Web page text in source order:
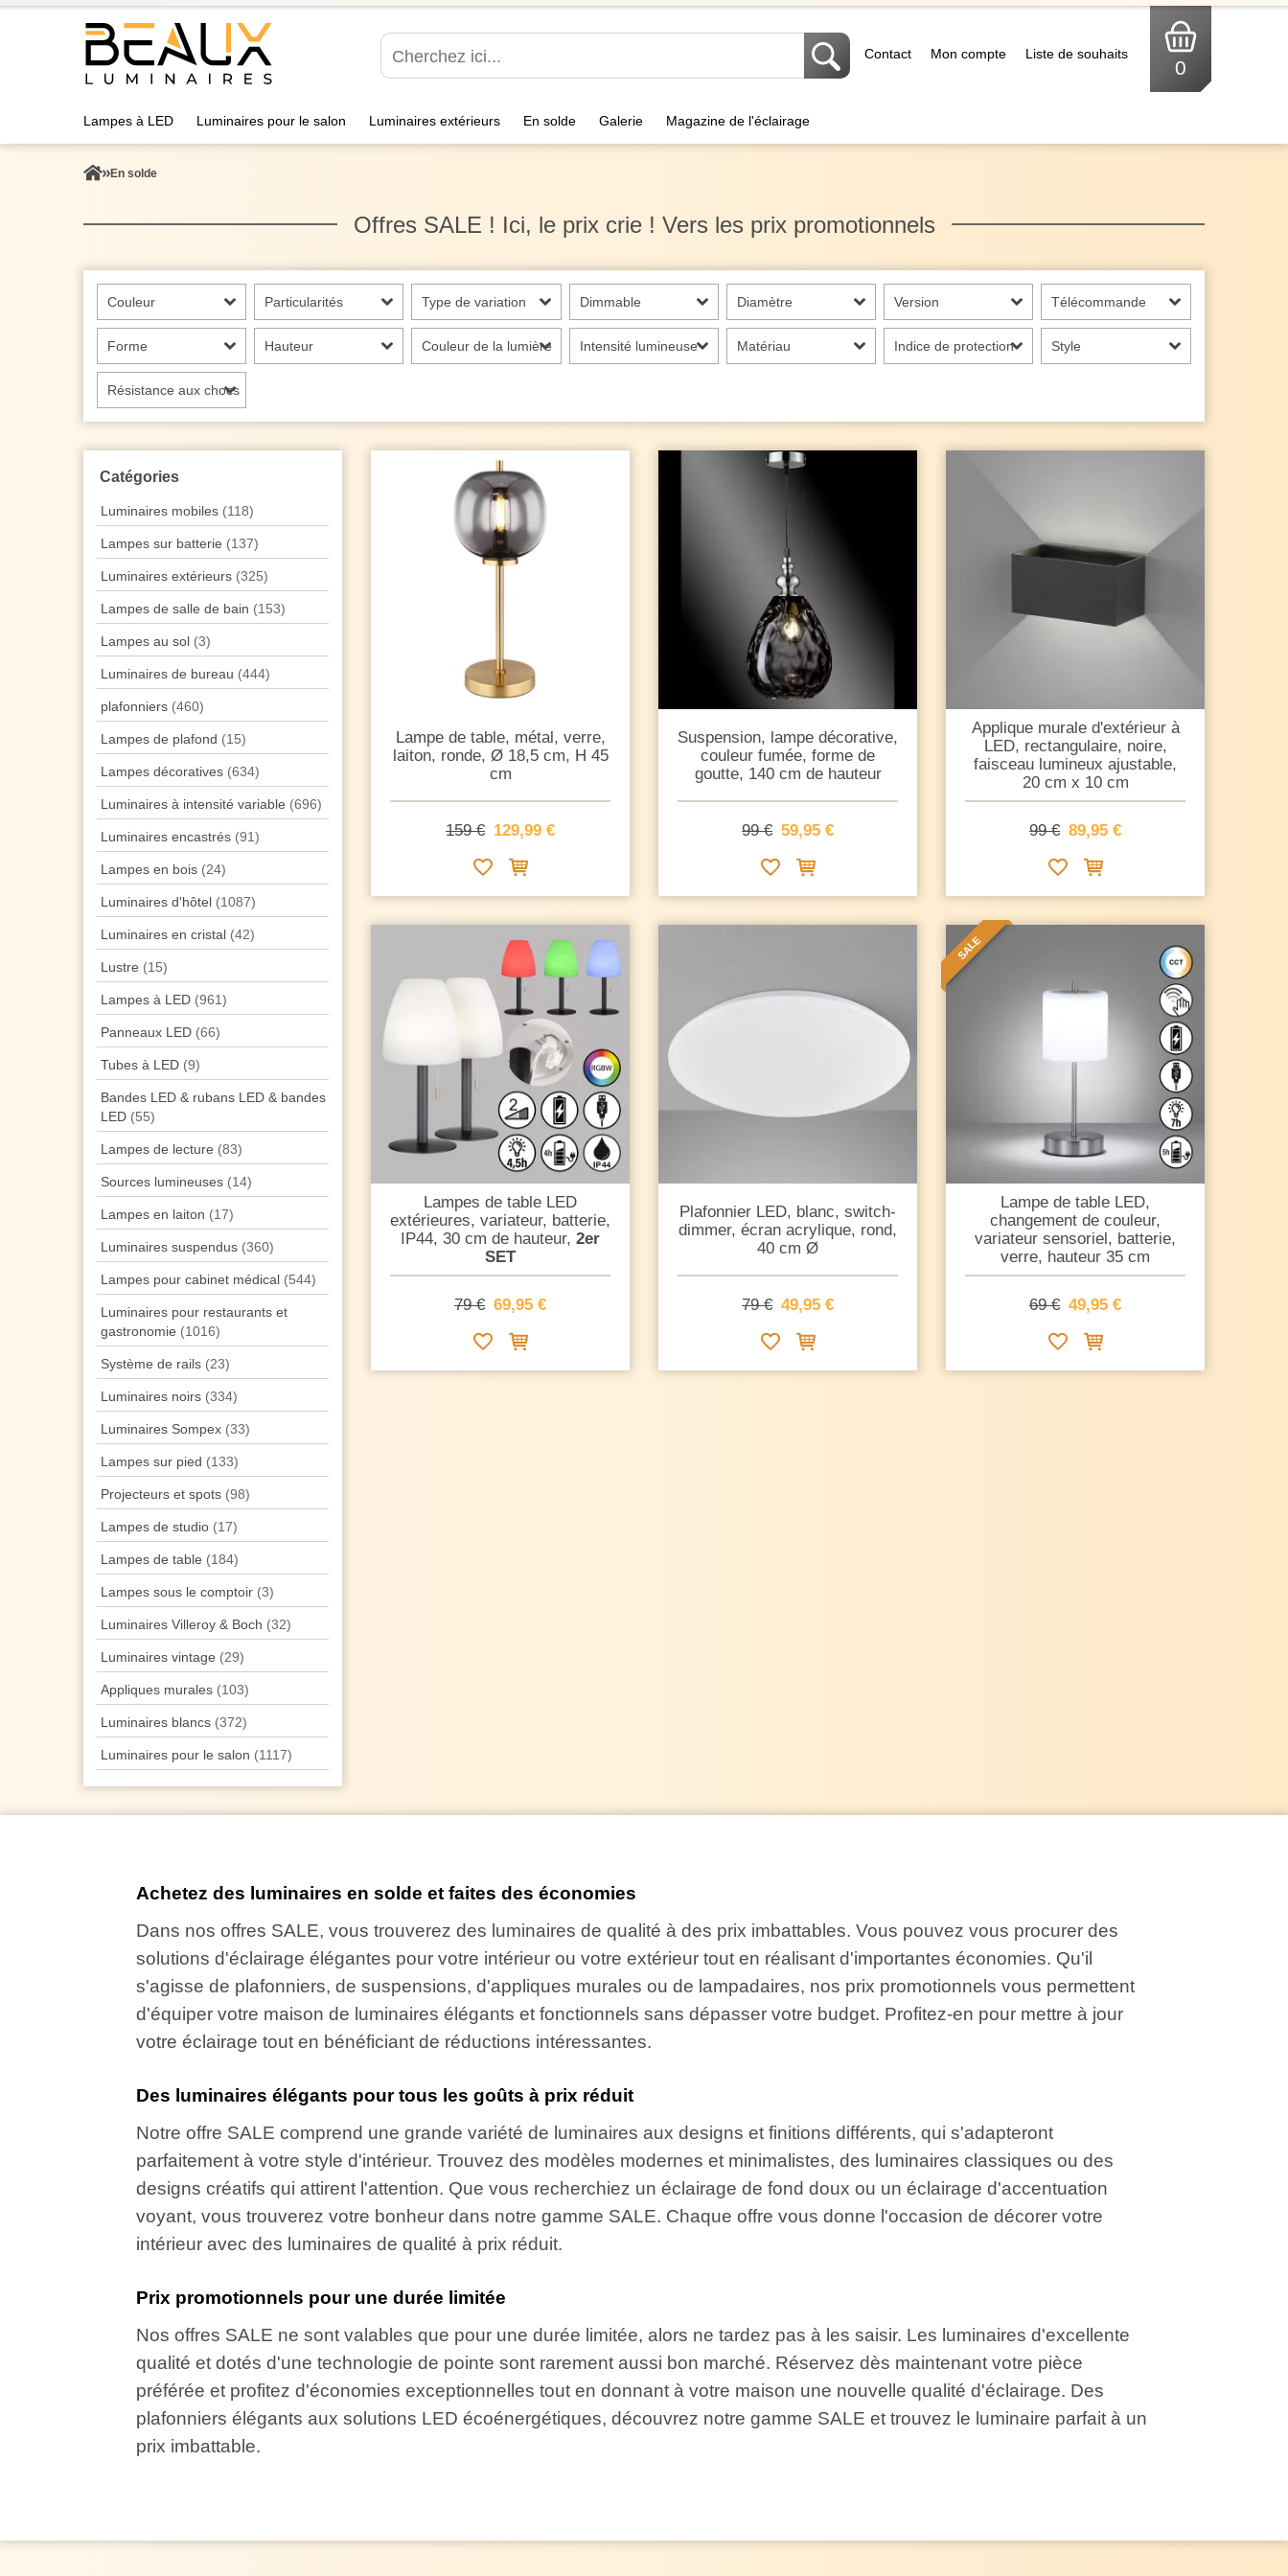
Contact Mon compte Liste de souhaits
0
Lampes à LED Luminaires pour le salon Luminaires extérieurs En solde Galerie Magazine de l'éclairage
En solde
Offres SALE ! Ici, le prix crie ! Vers les prix promotionnels
Couleur Particularités Type de variation Dimmable Diamètre Version Télécommande
Forme Hauteur Couleur de la lumière Intensité lumineuse Matériau Indice de protection Style
Résistance aux chocs
Catégories
Luminaires mobiles (118)
Lampes sur batterie (137)
Luminaires extérieurs (325)
Lampes de salle de bain (153)
Lampes au sol (3)
Luminaires de bureau (444)
plafonniers (460)
Lampes de plafond (15)
Lampes décoratives (634)
Luminaires à intensité variable (696)
Luminaires encastrés (91)
Lampes en bois (24)
Luminaires d'hôtel (1087)
Luminaires en cristal (42)
Lustre (15)
Lampes à LED (961)
Panneaux LED (66)
Tubes à LED (9)
Bandes LED & rubans LED & bandes
LED (55)
Lampes de lecture (83)
Sources lumineuses (14)
Lampes en laiton (17)
Luminaires suspendus (360)
Lampes pour cabinet médical (544)
Luminaires pour restaurants et
gastronomie (1016)
Système de rails (23)
Luminaires noirs (334)
Luminaires Sompex (33)
Lampes sur pied (133)
Projecteurs et spots (98)
Lampes de studio (17)
Lampes de table (184)
Lampes sous le comptoir (3)
Luminaires Villeroy & Boch (32)
Luminaires vintage (29)
Appliques murales (103)
Luminaires blancs (372)
Luminaires pour le salon (1117)
Lampe de table, métal, verre,
laiton, ronde, Ø 18,5 cm, H 45
cm
159 € 129,99 €
Suspension, lampe décorative,
couleur fumée, forme de
goutte, 140 cm de hauteur
99 € 59,95 €
Applique murale d'extérieur à
LED, rectangulaire, noire,
faisceau lumineux ajustable,
20 cm x 10 cm
99 € 89,95 €
Lampes de table LED
extérieures, variateur, batterie,
IP44, 30 cm de hauteur, 2er
SET
79 € 69,95 €
Plafonnier LED, blanc, switch-
dimmer, écran acrylique, rond,
40 cm Ø
79 € 49,95 €
SALE
Lampe de table LED,
changement de couleur,
variateur sensoriel, batterie,
verre, hauteur 35 cm
69 € 49,95 €
Achetez des luminaires en solde et faites des économies
Dans nos offres SALE, vous trouverez des luminaires de qualité à des prix imbattables. Vous pouvez vous procurer des
solutions d'éclairage élégantes pour votre intérieur ou votre extérieur tout en réalisant d'importantes économies. Qu'il
s'agisse de plafonniers, de suspensions, d'appliques murales ou de lampadaires, nos prix promotionnels vous permettent
d'équiper votre maison de luminaires élégants et fonctionnels sans dépasser votre budget. Profitez-en pour mettre à jour
votre éclairage tout en bénéficiant de réductions intéressantes.
Des luminaires élégants pour tous les goûts à prix réduit
Notre offre SALE comprend une grande variété de luminaires aux designs et finitions différents, qui s'adapteront
parfaitement à votre style d'intérieur. Trouvez des modèles modernes et minimalistes, des luminaires classiques ou des
designs créatifs qui attirent l'attention. Que vous recherchiez un éclairage de fond doux ou un éclairage d'accentuation
voyant, vous trouverez votre bonheur dans notre gamme SALE. Chaque offre vous donne l'occasion de décorer votre
intérieur avec des luminaires de qualité à prix réduit.
Prix promotionnels pour une durée limitée
Nos offres SALE ne sont valables que pour une durée limitée, alors ne tardez pas à les saisir. Les luminaires d'excellente
qualité et dotés d'une technologie de pointe sont rarement aussi bon marché. Réservez dès maintenant votre pièce
préférée et profitez d'économies exceptionnelles tout en donnant à votre maison une nouvelle qualité d'éclairage. Des
plafonniers élégants aux solutions LED écoénergétiques, découvrez notre gamme SALE et trouvez le luminaire parfait à un
prix imbattable.